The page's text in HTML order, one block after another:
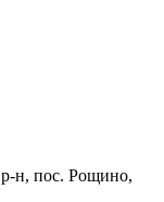
р-н, пос. Рощино,